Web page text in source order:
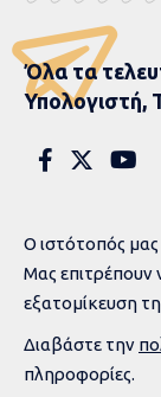
Όλα τα
Υπολογιστή,
Ο ιστότοπός
Μας επιτρέπουν
εξατομίκευση
Διαβάστε την
πληροφορίες.